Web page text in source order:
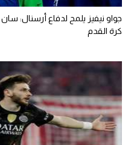
جواو نيفيز يلمح لدفاع أرسنال:
كرة القدم